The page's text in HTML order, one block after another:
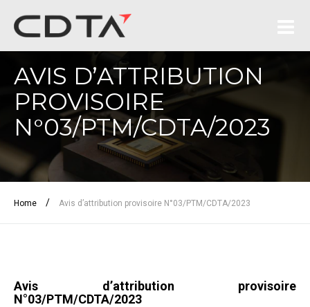
AVIS D’ATTRIBUTION
PROVISOIRE
N°03/PTM/CDTA/2023
Home / Avis d’attribution provisoire N°03/PTM/CDTA/2023
Avis d’attribution provisoire
N°03/PTM/CDTA/2023